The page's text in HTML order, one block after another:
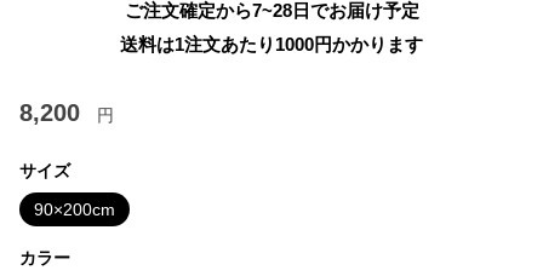
ご注文確定から7~28日でお届け予定
送料は1注文あたり 1000円かかります
8,200 円
サイズ
90×200cm
カラー